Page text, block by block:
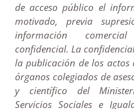
de acceso público el
motivado, previa
información
confidencial. La
la publicación de los actos
órganos colegiados de
y científico del
Servicios Sociales e